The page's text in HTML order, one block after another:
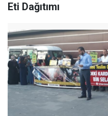
Eti Dağıtımı